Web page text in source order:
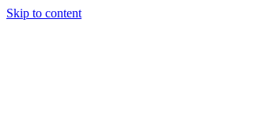
Skip to content